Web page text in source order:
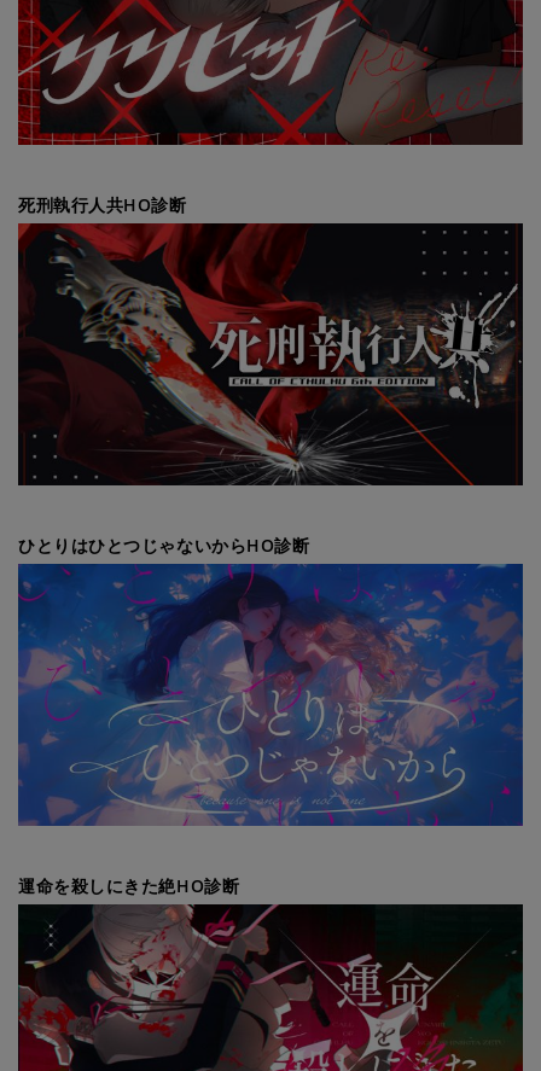
死刑執行人共HO診断
ひとりはひとつじゃないからHO診断
運命を殺しにきた絶HO診断